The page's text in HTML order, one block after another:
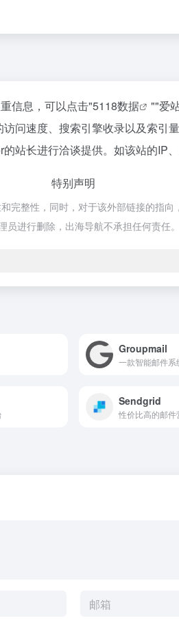
信息，可以点击"5118数据 ""爱
问速度、搜索引擎收录以及索引
站长进行洽谈提供。如该站的IP
特别声明
整性，同时，对于该外部链接的指
进行删除，出海导航不承担任何责任。
Groupmail
一款智能邮件系
Sendgrid
性价比高的邮件